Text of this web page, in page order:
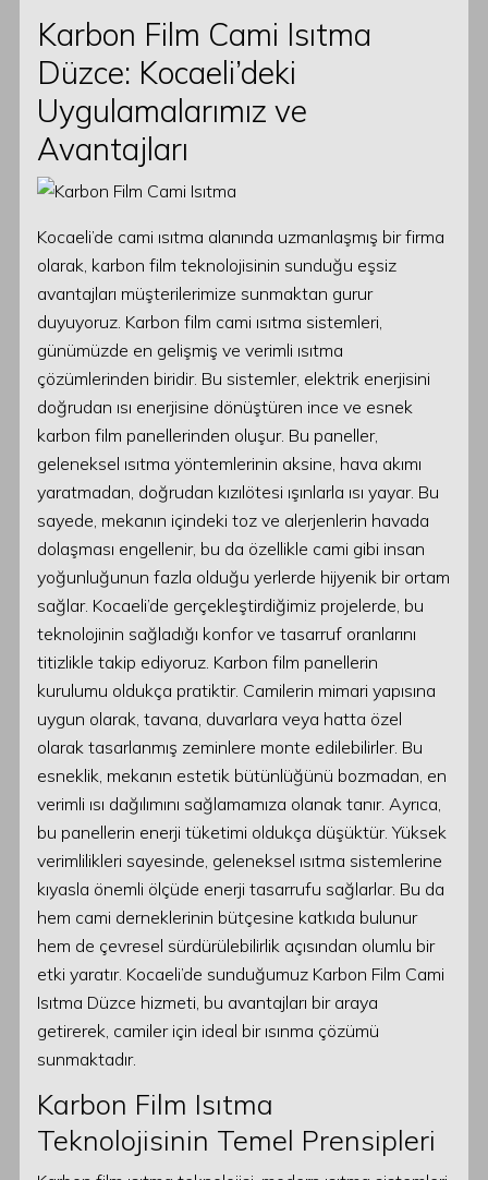
Karbon Film Cami Isıtma
Düzce: Kocaeli’deki
Uygulamalarımız ve
Avantajları
Kocaeli’de cami ısıtma alanında uzmanlaşmış bir firma
olarak, karbon film teknolojisinin sunduğu eşsiz
avantajları müşterilerimize sunmaktan gurur
duyuyoruz. Karbon film cami ısıtma sistemleri,
günümüzde en gelişmiş ve verimli ısıtma
çözümlerinden biridir. Bu sistemler, elektrik enerjisini
doğrudan ısı enerjisine dönüştüren ince ve esnek
karbon film panellerinden oluşur. Bu paneller,
geleneksel ısıtma yöntemlerinin aksine, hava akımı
yaratmadan, doğrudan kızılötesi ışınlarla ısı yayar. Bu
sayede, mekanın içindeki toz ve alerjenlerin havada
dolaşması engellenir, bu da özellikle cami gibi insan
yoğunluğunun fazla olduğu yerlerde hijyenik bir ortam
sağlar. Kocaeli’de gerçekleştirdiğimiz projelerde, bu
teknolojinin sağladığı konfor ve tasarruf oranlarını
titizlikle takip ediyoruz. Karbon film panellerin
kurulumu oldukça pratiktir. Camilerin mimari yapısına
uygun olarak, tavana, duvarlara veya hatta özel
olarak tasarlanmış zeminlere monte edilebilirler. Bu
esneklik, mekanın estetik bütünlüğünü bozmadan, en
verimli ısı dağılımını sağlamamıza olanak tanır. Ayrıca,
bu panellerin enerji tüketimi oldukça düşüktür. Yüksek
verimlilikleri sayesinde, geleneksel ısıtma sistemlerine
kıyasla önemli ölçüde enerji tasarrufu sağlarlar. Bu da
hem cami derneklerinin bütçesine katkıda bulunur
hem de çevresel sürdürülebilirlik açısından olumlu bir
etki yaratır. Kocaeli’de sunduğumuz Karbon Film Cami
Isıtma Düzce hizmeti, bu avantajları bir araya
getirerek, camiler için ideal bir ısınma çözümü
sunmaktadır.
Karbon Film Isıtma
Teknolojisinin Temel Prensipleri